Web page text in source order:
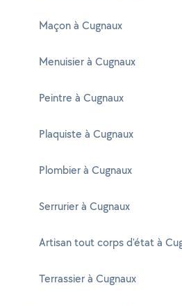
Maçon à Cugnaux
Menuisier à Cugnaux
Peintre à Cugnaux
Plaquiste à Cugnaux
Plombier à Cugnaux
Serrurier à Cugnaux
Artisan tout corps d'état à
Terrassier à Cugnaux